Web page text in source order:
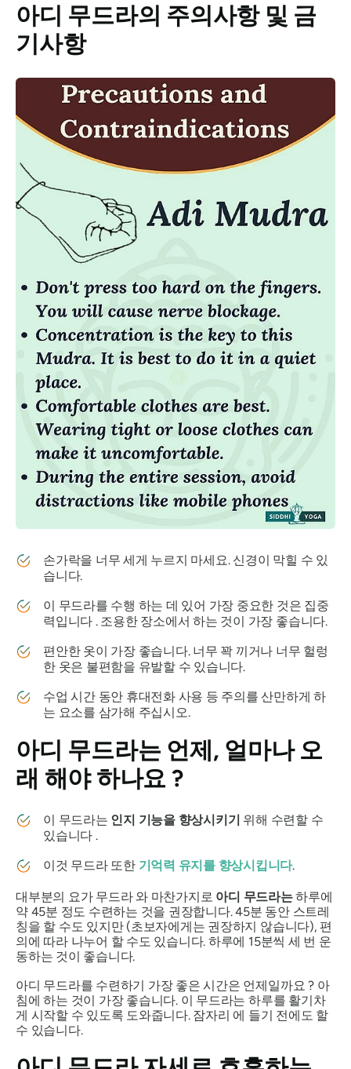
아디 무드라의 주의사항 및 금
기사항
손가락을 너무 세게 누르지 마세요. 신경이 막힐 수 있
습니다.
이 무드라를 수행 하는 데 있어 가장 중요한 것은 집중
력입니다 . 조용한 장소에서 하는 것이 가장 좋습니다.
편안한 옷이 가장 좋습니다. 너무 꽉 끼거나 너무 헐렁
한 옷은 불편함을 유발할 수 있습니다.
수업 시간 동안 휴대전화 사용 등 주의를 산만하게 하
는 요소를 삼가해 주십시오.
아디 무드라는 언제, 얼마나 오
래 해야 하나요 ?
이 무드라는 인지 기능을 향상시키기 위해 수련할 수
있습니다 .
이것 무드라또한 기억력 유지를 향상시킵니다.
대부분의 요가 무드라와 마찬가지로 아디 무드라는하루에
약 45분 정도 수련하는 것을 권장합니다. 45분 동안 스트레
칭을 할 수도 있지만 (초보자에게는 권장하지 않습니다), 편
의에 따라 나누어 할 수도 있습니다. 하루에 15분씩 세 번 운
동하는 것이 좋습니다.
아디 무드라를 수련하기 가장 좋은 시간은 언제일까요 ? 아
침에 하는 것이 가장 좋습니다. 이 무드라는 하루를 활기차
게 시작할 수 있도록 도와줍니다. 잠자리 에 들기 전에도 할
수 있습니다.